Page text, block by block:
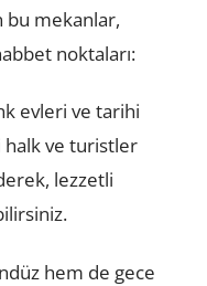
bu mekanlar,
noktaları:
evleri ve tarihi
halk ve turistler
lezzetli
hem de gece